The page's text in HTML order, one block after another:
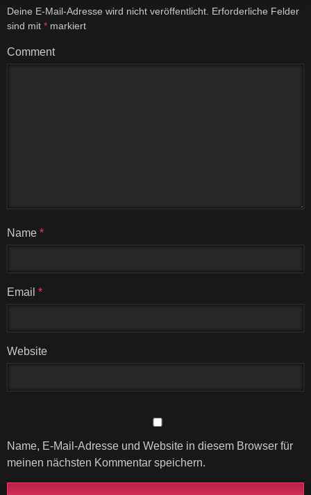
Deine E-Mail-Adresse wird nicht veröffentlicht. Erforderliche Felder
sind mit * markiert
Comment
Name *
Email *
Website
Name, E-Mail-Adresse und Website in diesem Browser für
meinen nächsten Kommentar speichern.